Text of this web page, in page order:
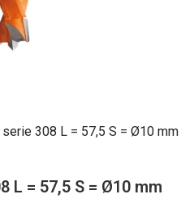
serie 308 L = 57,5 ​​S = Ø10 mm
L = 57,5 ​​S = Ø10 mm